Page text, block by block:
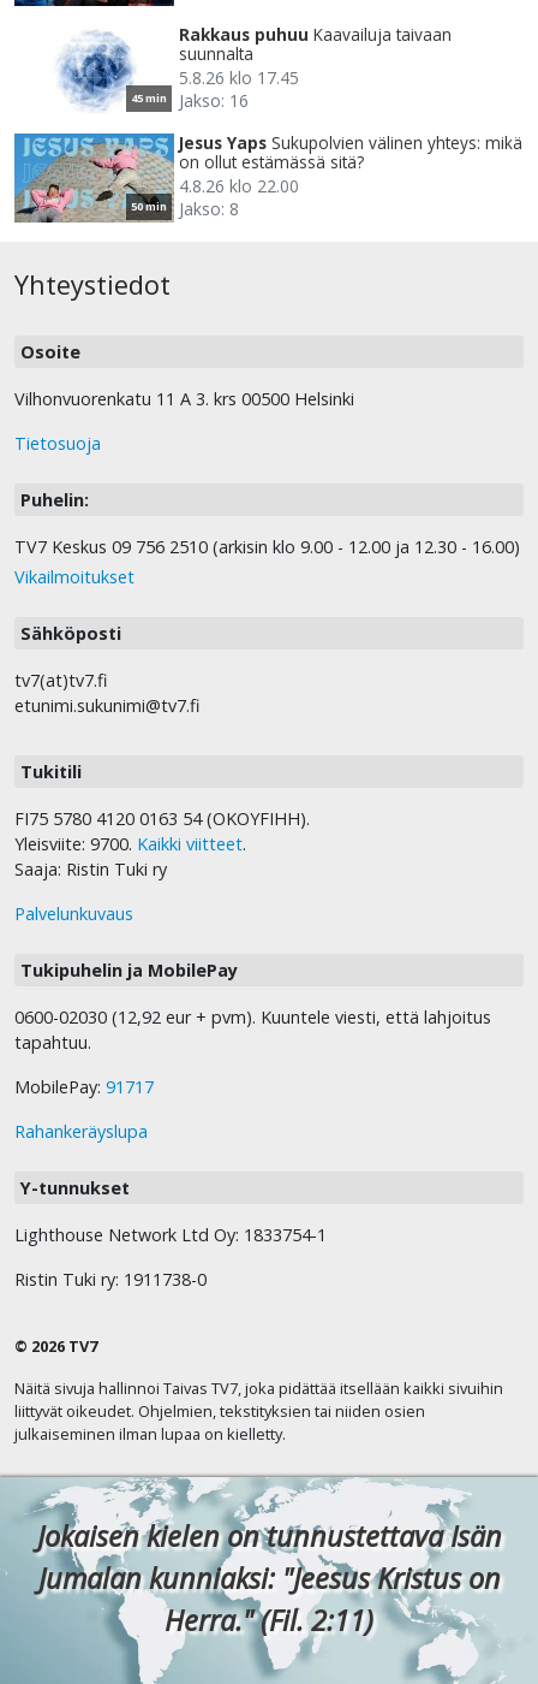
45 min
Rakkaus puhuu Kaavailuja taivaan
suunnalta
5.8.26 klo 17.45
Jakso: 16
50 min
Jesus Yaps Sukupolvien välinen yhteys: mikä
on ollut estämässä sitä?
4.8.26 klo 22.00
Jakso: 8
Yhteystiedot
Osoite
Vilhonvuorenkatu 11 A 3. krs 00500 Helsinki
Tietosuoja
Puhelin:
TV7 Keskus 09 756 2510 (arkisin klo 9.00 - 12.00 ja 12.30 - 16.00)
Vikailmoitukset
Sähköposti
tv7(at)tv7.fi
etunimi.sukunimi@tv7.fi
Tukitili
FI75 5780 4120 0163 54 (OKOYFIHH).
Yleisviite: 9700. Kaikki viitteet.
Saaja: Ristin Tuki ry
Palvelunkuvaus
Tukipuhelin ja MobilePay
0600-02030 (12,92 eur + pvm). Kuuntele viesti, että lahjoitus
tapahtuu.
MobilePay: 91717
Rahankeräyslupa
Y-tunnukset
Lighthouse Network Ltd Oy: 1833754-1
Ristin Tuki ry: 1911738-0
© 2026 TV7
Näitä sivuja hallinnoi Taivas TV7, joka pidättää itsellään kaikki sivuihin
liittyvät oikeudet. Ohjelmien, tekstityksien tai niiden osien
julkaiseminen ilman lupaa on kielletty.
Jokaisen kielen on tunnustettava Isän
Jumalan kunniaksi: "Jeesus Kristus on
Herra." (Fil. 2:11)